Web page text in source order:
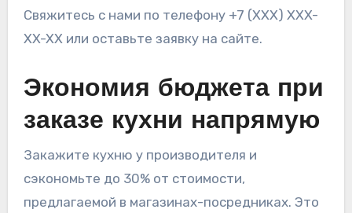
Свяжитесь с нами по телефону +7 (XXX) XXX-
XX-XX или оставьте заявку на сайте.
Экономия бюджета при
заказе кухни напрямую
Закажите кухню у производителя и
сэкономьте до 30% от стоимости,
предлагаемой в магазинах-посредниках. Это